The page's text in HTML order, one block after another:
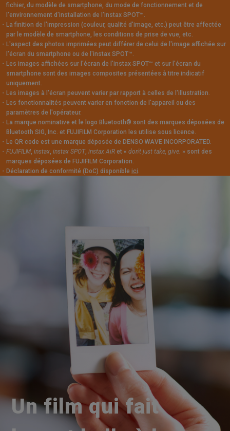
fichier, du modèle de smartphone, du mode de fonctionnement et de
l'environnement d'installation de l'instax SPOT™.
・ La finition de l'impression (couleur, qualité d'image, etc.) peut être affectée
par le modèle de smartphone, les conditions de prise de vue, etc.
・ L'aspect des photos imprimées peut différer de celui de l'image affichée sur
l'écran du smartphone ou de l'instax SPOT™.
・ Les images affichées sur l'écran de l'instax SPOT™ et sur l'écran du
smartphone sont des images composites présentées à titre indicatif
uniquement.
・ Les images à l'écran peuvent varier par rapport à celles de l'illustration.
・ Les fonctionnalités peuvent varier en fonction de l'appareil ou des
paramètres de l'opérateur.
・ La marque nominative et le logo Bluetooth® sont des marques déposées de
Bluetooth SIG, Inc. et FUJIFILM Corporation les utilise sous licence.
・ Le QR code est une marque déposée de DENSO WAVE INCORPORATED.
・ FUJIFILM instax instax SPOT, instax AiR et « don't just take, give. » sont des
marques déposées de FUJIFILM Corporation.
・ Déclaration de conformité (DoC) disponible ici
Un film qui fait